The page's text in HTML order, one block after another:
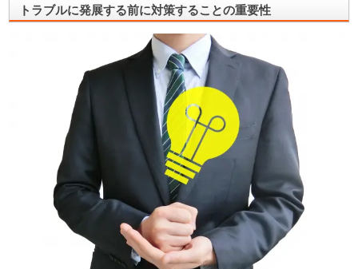
トラブルに発展する前に対策することの重要性